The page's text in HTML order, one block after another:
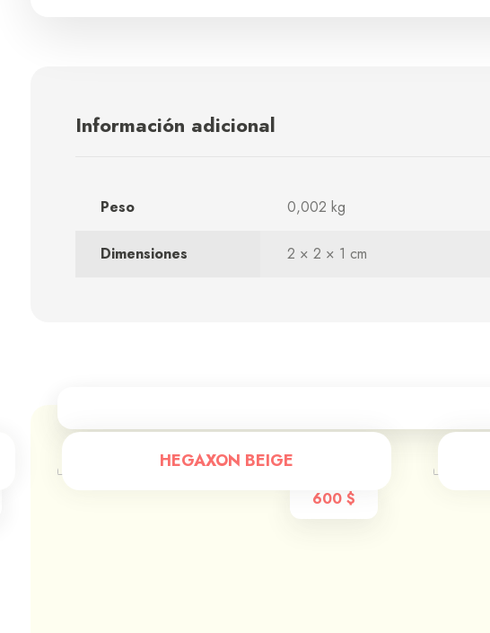
Información adicional
Peso 0,002 kg
Dimensiones 2 × 2 × 1 cm
HEGAXON BEIGE
600 $